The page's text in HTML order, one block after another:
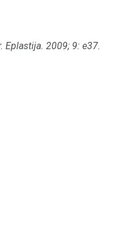
Eplastija. 2009; 9: e37.